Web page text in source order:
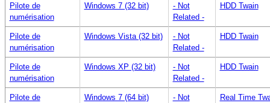
Pilote de
numérisation
Windows 7 (32 bit)
- Not
Related -
HDD Twain
Pilote de
numérisation
Windows Vista (32 bit)
- Not
Related -
HDD Twain
Pilote de
numérisation
Windows XP (32 bit)
- Not
Related -
HDD Twain
Pilote de
Windows 7 (64 bit)
- Not
Real Time